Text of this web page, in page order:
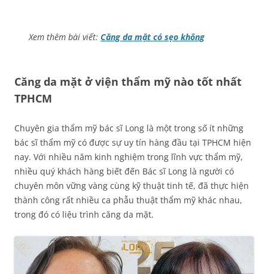
Xem thêm bài viết: Căng da mặt có sẹo không
Căng da mặt ở viện thẩm mỹ nào tốt nhất
TPHCM
Chuyên gia thẩm mỹ bác sĩ Long là một trong số ít những
bác sĩ thẩm mỹ có được sự uy tín hàng đầu tại TPHCM hiện
nay. Với nhiều năm kinh nghiệm trong lĩnh vực thẩm mỹ,
nhiều quý khách hàng biết đến Bác sĩ Long là người có
chuyên môn vững vàng cùng kỹ thuật tinh tế, đã thực hiện
thành công rất nhiều ca phẫu thuật thẩm mỹ khác nhau,
trong đó có liệu trình căng da mặt.